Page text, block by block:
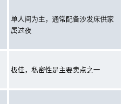
单人间为主，通常配备沙发床供家
属过夜
极佳，私密性是主要卖点之一